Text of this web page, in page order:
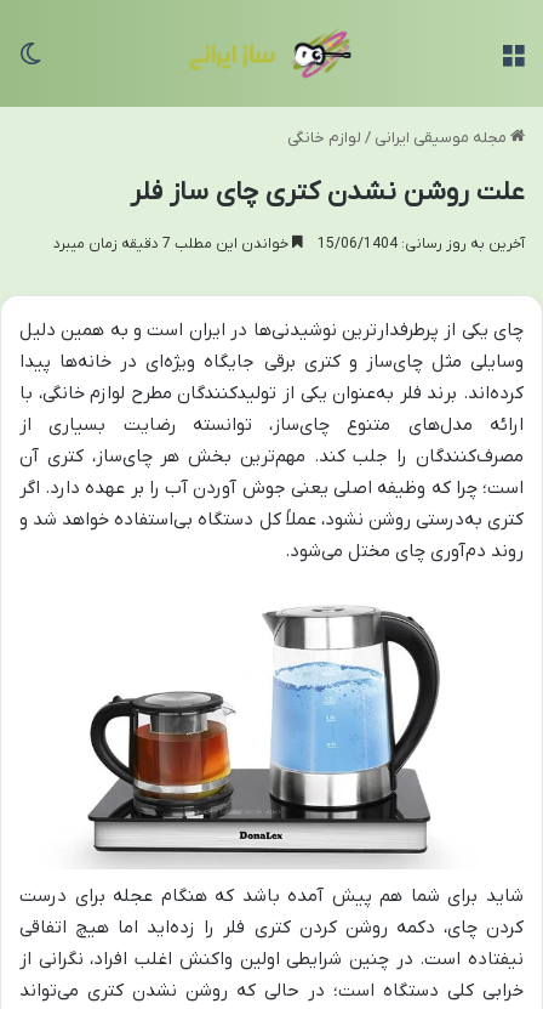
مجله موسیقی ایرانی / لوازم خانگی
علت روشن نشدن کتری چای ساز فلر
آخرین به روز رسانی: 15/06/1404 خواندن این مطلب 7 دقیقه زمان میبرد
چای یکی از پرطرفدارترین نوشیدنی‌ها در ایران است و به همین دلیل
وسایلی مثل چای‌ساز و کتری برقی جایگاه ویژه‌ای در خانه‌ها پیدا
کرده‌اند. برند فلر به‌عنوان یکی از تولیدکنندگان مطرح لوازم خانگی، با
ارائه مدل‌های متنوع چای‌ساز، توانسته رضایت بسیاری از
مصرف‌کنندگان را جلب کند. مهم‌ترین بخش هر چای‌ساز، کتری آن
است؛ چرا که وظیفه اصلی یعنی جوش آوردن آب را بر عهده دارد. اگر
کتری به‌درستی روشن نشود، عملاً کل دستگاه بی‌استفاده خواهد شد و
روند دم‌آوری چای مختل می‌شود.
شاید برای شما هم پیش آمده باشد که هنگام عجله برای درست
کردن چای، دکمه روشن کردن کتری فلر را زده‌اید اما هیچ اتفاقی
نیفتاده است. در چنین شرایطی اولین واکنش اغلب افراد، نگرانی از
خرابی کلی دستگاه است؛ در حالی که روشن نشدن کتری می‌تواند